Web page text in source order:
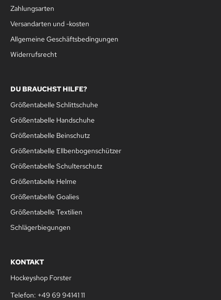
Zahlungsarten
Versandarten und -kosten
Allgemeine Geschäftsbedingungen
Widerrufsrecht
DU BRAUCHST HILFE?
Größentabelle Schlittschuhe
Größentabelle Handschuhe
Größentabelle Beinschutz
Größentabelle Ellbenbogenschützer
Größentabelle Schulterschutz
Größentabelle Helme
Größentabelle Goalies
Größentabelle Textilien
Schlägerbiegungen
KONTAKT
Hockeyshop Forster
Telefon: +49 69 94141 11